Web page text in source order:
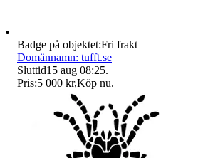
Badge på objektet:Fri frakt
Domännamn: tufft.se
Sluttid15 aug 08:25.
Pris:5 000 kr,Köp nu.